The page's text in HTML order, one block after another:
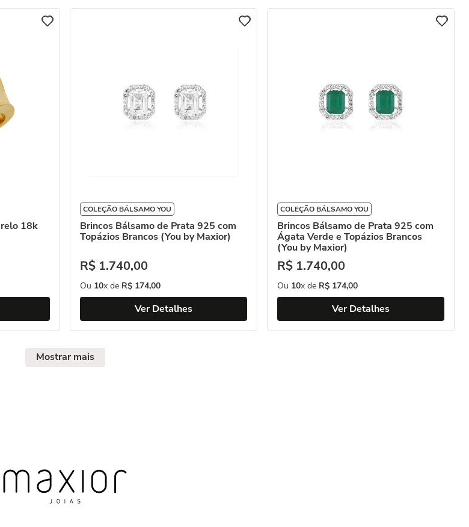
18k
COLEÇÃO BÁLSAMO YOU
Brincos Bálsamo de Prata 925 com
Topázios Brancos (You by Maxior)
R$ 1.740,00
Ou 10x de R$ 174,00
Ver Detalhes
COLEÇÃO BÁLSAMO YOU
Brincos Bálsamo de Prata 925 com
Ágata Verde e Topázios Brancos
(You by Maxior)
R$ 1.740,00
Ou 10x de R$ 174,00
Ver Detalhes
Mostrar mais